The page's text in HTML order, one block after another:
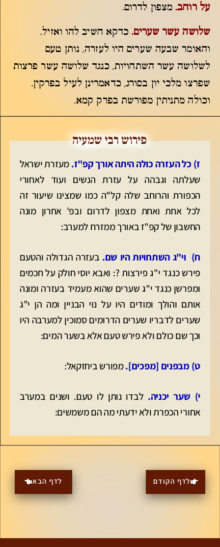
על רוחב. מצפון לדרום.
שלושה עשר שערים. כדקא חשיב להו ואזיל.
והאומר שבעה שערים היו לעזרה, נותן טעם
לשלושה עשר השתחויות, כנגד שלושה עשר פרצות
שפרצו מלכי יון בסורג, כדאמרינן לעיל בפרקין.
וכולה מתניתין מפורשת בפרק קמא.
ז) כל העזרה כולה היתה אורך קפ"ז.מעזרת ישראל
שעלתה וגבהה על עזרת הנשים ועוד לאחורי
הכפורת והרוחב שלה קל"ה כמו שמצינו שיעור זה
לכל אחת ואחת מצפון לדרום ובפ' אחרון מונה
החשבון של קפ"ז באורך ממזרח למערב:
ח) וי"ג השתחויות היו שם. בעזרה הגדולה והטעם
פירש כנגד י"ג פירצות ?: ואבא יוסי חולק על חכמים
ומפרשן כנגד י"ג שערים שהוא מעמיד בעזרה ומונה
אותם והולך ומודים היו על נוי הבניין ומה הן י"ג
שערים לדבריו שערים הדרומים סמוכין למערבה היו
וכך שם כולם ולא פירש טעם אלא בשער המים:
ט) מבפנים [מפכים].מפורש ביחזקאל:
י) שער יכניה. לבדו נותן לו טעם. ושנים במערב
אחורי הכפרת ולא ידעתי מה הם משמשים:
לדף הקודם לדף הבא